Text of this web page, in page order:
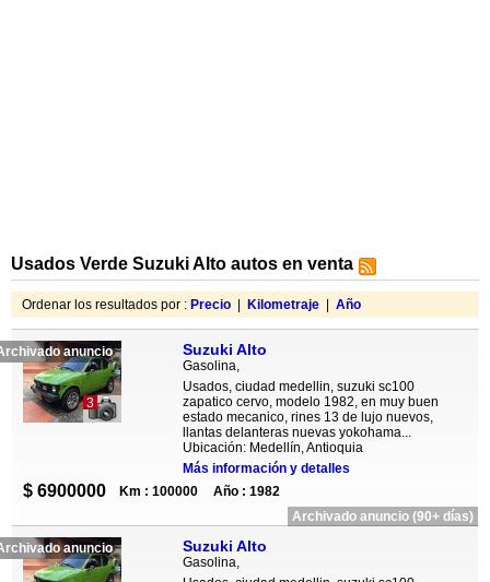
Usados Verde Suzuki Alto autos en venta
Ordenar los resultados por : Precio Kilometraje Año
anuncio
3
Suzuki Alto
Gasolina,
Usados, ciudad medellin, suzuki sc100
zapatico cervo, modelo 1982, en muy buen
estado mecanico, rines 13 de lujo nuevos,
llantas delanteras nuevas yokohama...
Ubicación: Medellín, Antioquia
Más información y detalles
$ 6900000 Km : 100000
Año : 1982
Archivado anuncio (90+ días)
anuncio Suzuki Alto
Gasolina,